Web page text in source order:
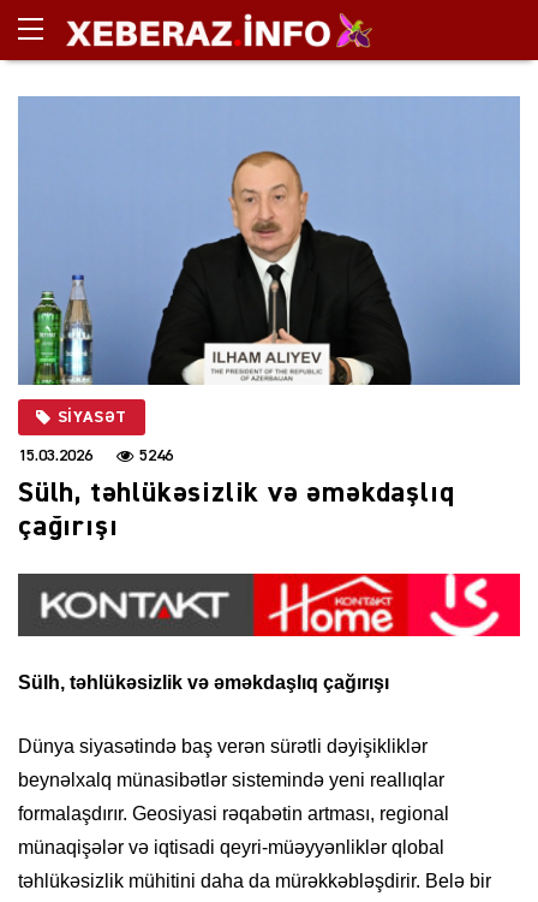
SIYASƏT
15.03.2026 5246
Sülh, təhlükəsizlik və əməkdaşlıq
çağırışı
Sülh, təhlükəsizlik və əməkdaşlıq çağırışı
Dünya siyasətində baş verən sürətli dəyişikliklər
beynəlxalq münasibətlər sistemində yeni reallıqlar
formalaşdırır. Geosiyasi rəqabətin artması, regional
münaqişələr və iqtisadi qeyri-müəyyənliklər qlobal
təhlükəsizlik mühitini daha da mürəkkəbləşdirir. Belə bir